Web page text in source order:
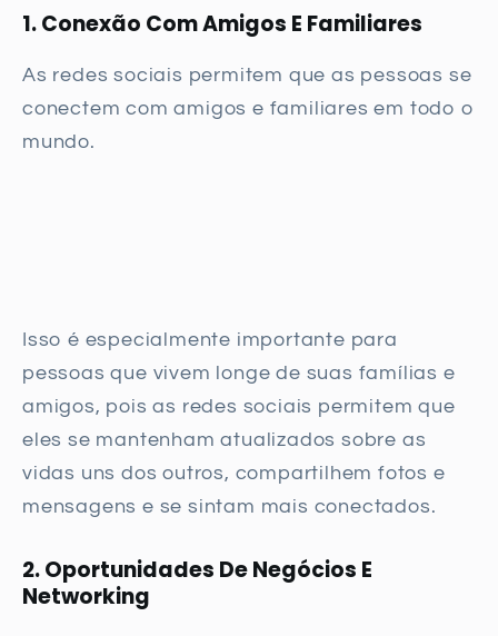
1. Conexão Com Amigos E Familiares
As redes sociais permitem que as pessoas se
conectem com amigos e familiares em todo o
mundo.
Isso é especialmente importante para
pessoas que vivem longe de suas famílias e
amigos, pois as redes sociais permitem que
eles se mantenham atualizados sobre as
vidas uns dos outros, compartilhem fotos e
mensagens e se sintam mais conectados.
2. Oportunidades De Negócios E
Networking